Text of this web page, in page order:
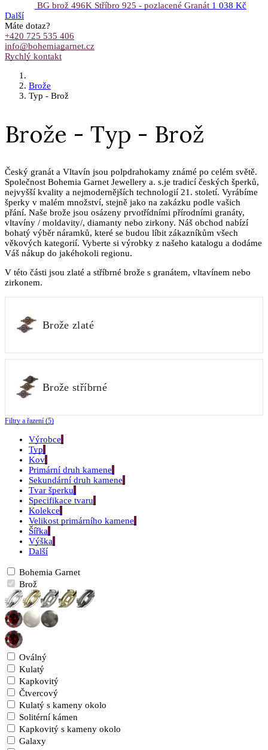
BG brož 496K Stříbro 925 - pozlacené Granát 1 038 Kč
Další
Máte dotaz?
+420 725 535 406
info@bohemiagarnet.cz
Rychlý kontakt
Brože
Typ - Brož
Brože - Typ - Brož
Český granát a Vltavín jsou polpdrahokamy známé po celém světě.
Společnost Bohemia Garnet Jewellery a. s.je tradicí českých šperků,
nejvyšší kvality a nejmodernějších technologií 21. století. Vyrábíme
šperky v malém množství, stejně jako na zakázku podle vašich
přání. Naše brože jsou osázeny prvotřídními přírodními granáty,
vltavíny / moldavity/, diamanty nebo zirkony. Náš obchod nabízí
bohatý výběr náramků, které se budou líbit zákazníkům všech
věkových kategorií. Vyberte si výrobky z našeho katalogu a dodáme
Váš nákup do jakéhokoli regionu.
V této části jsou zlaté a stříbrné brože s granátem, vltavínem nebo
zirkonem.
Brože zlaté
Brože stříbrné
Filtry a řazení (5)
Výrobce
Typ
Kov
Primární druh kamene
Sekundární druh kamene
Tvar šperku
Specifikace tvaru
Kolekce
Velikost primárního kamene
Šířka
Výška
Další
Bohemia Garnet
Brož
Oválný
Kulatý
Kapkovitý
Čtvercový
Kulatý s kameny okolo
Solitérní kámen
Kapkovitý s kameny okolo
Galaxy